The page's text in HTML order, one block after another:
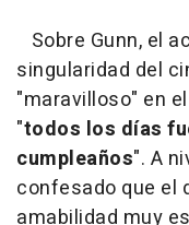
Sobre Gunn, el
singularidad del
"maravilloso" en
"todos los días
cumpleaños". A
confesado que el
amabilidad muy